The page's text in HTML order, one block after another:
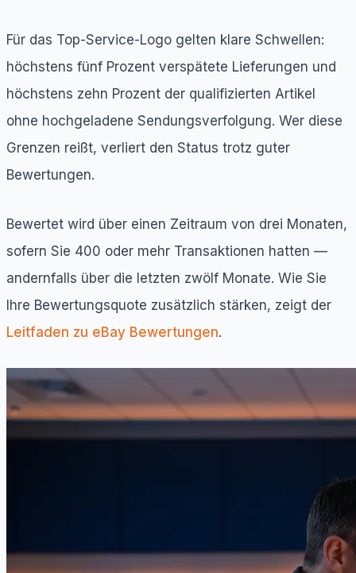
Für das Top-Service-Logo gelten klare Schwellen:
höchstens fünf Prozent verspätete Lieferungen und
höchstens zehn Prozent der qualifizierten Artikel
ohne hochgeladene Sendungsverfolgung. Wer diese
Grenzen reißt, verliert den Status trotz guter
Bewertungen.
Bewertet wird über einen Zeitraum von drei Monaten,
sofern Sie 400 oder mehr Transaktionen hatten —
andernfalls über die letzten zwölf Monate. Wie Sie
Ihre Bewertungsquote zusätzlich stärken, zeigt der
Leitfaden zu eBay Bewertungen.